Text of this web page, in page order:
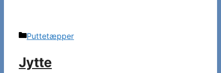
Kategorier
Puttetæpper
Jytte